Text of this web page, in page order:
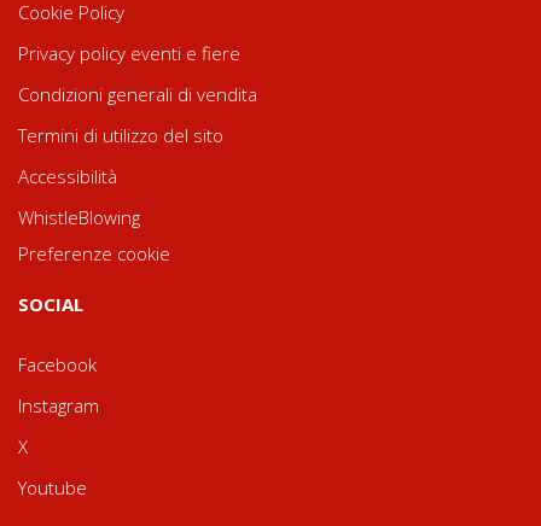
Cookie Policy
Privacy policy eventi e fiere
Condizioni generali di vendita
Termini di utilizzo del sito
Accessibilità
WhistleBlowing
Preferenze cookie
SOCIAL
Facebook
Instagram
X
Youtube